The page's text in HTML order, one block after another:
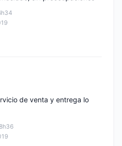
de venta y entrega lo